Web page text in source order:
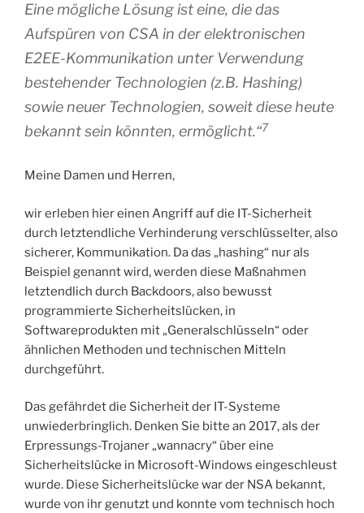
Eine mögliche Lösung ist eine, die das
Aufspüren von CSA in der elektronischen
E2EE-Kommunikation unter Verwendung
bestehender Technologien (z.B. Hashing)
sowie neuer Technologien, soweit diese heute
bekannt sein könnten, ermöglicht.“7
Meine Damen und Herren,
wir erleben hier einen Angriff auf die IT-Sicherheit
durch letztendliche Verhinderung verschlüsselter, also
sicherer, Kommunikation. Da das „hashing“ nur als
Beispiel genannt wird, werden diese Maßnahmen
letztendlich durch Backdoors, also bewusst
programmierte Sicherheitslücken, in
Softwareprodukten mit „Generalschlüsseln“ oder
ähnlichen Methoden und technischen Mitteln
durchgeführt.
Das gefährdet die Sicherheit der IT-Systeme
unwiederbringlich. Denken Sie bitte an 2017, als der
Erpressungs-Trojaner „wannacry“ über eine
Sicherheitslücke in Microsoft-Windows eingeschleust
wurde. Diese Sicherheitslücke war der NSA bekannt,
wurde von ihr genutzt und konnte vom technisch hoch